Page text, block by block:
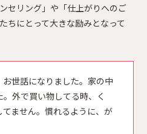
本店
セリング」や「仕上がりへのご
ちにとって大きな励みとなって
世話になりました。家の中
外で買い物してる時、く
ません。慣れるように、が